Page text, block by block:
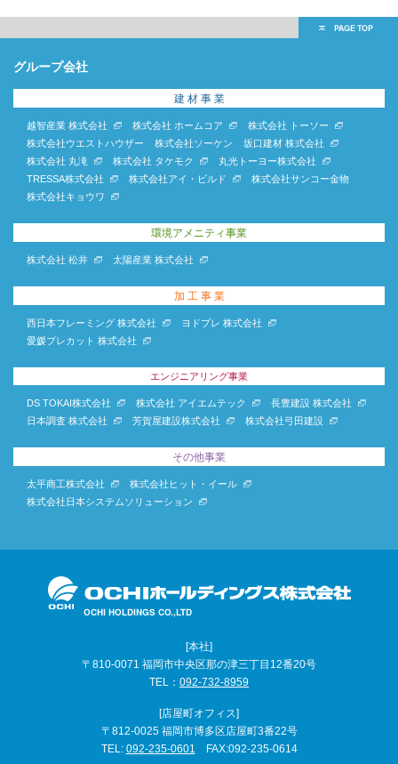
グループ会社
建 材 事 業
越智産業 株式会社 株式会社 ホームコア
株式会社 トーソー
株式会社ウエストハウザー
株式会社ソーケン
坂口建材 株式会社
株式会社 丸滝
株式会社 タケモク
丸光トーヨー株式会社
TRESSA株式会社
株式会社アイ・ビルド
株式会社サンコー金物
株式会社キョウワ
環境アメニティ事業
株式会社 松井 太陽産業 株式会社
加 工 事 業
西日本フレーミング 株式会社
ヨドプレ 株式会社
愛媛プレカット 株式会社
エンジニアリング事業
DS TOKAI株式会社 株式会社 アイエムテック
長豊建設 株式会社
日本調査 株式会社
芳賀屋建設株式会社 株式会社弓田建設
その他事業
太平商工株式会社
株式会社ヒット・イール
株式会社日本システムソリューション
[本社]
〒810-0071 福岡市中央区那の津三丁目12番20号
TEL： 092-732-8959
[店屋町オフィス]
〒812-0025 福岡市博多区店屋町3番22号
TEL: 092-235-0601 FAX:092-235-0614